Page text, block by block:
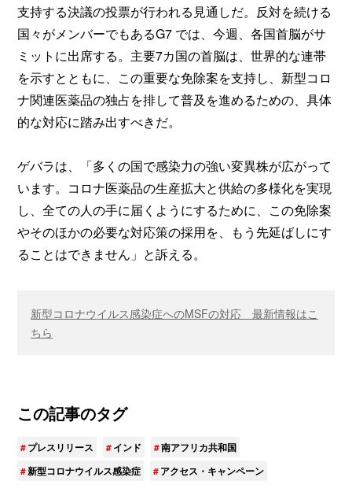
支持する決議の投票が行われる見通しだ。反対を続ける
国々がメンバーでもあるG7 では、今週、各国首脳がサ
ミットに出席する。主要7カ国の首脳は、世界的な連帯
を示すとともに、この重要な免除案を支持し、新型コロ
ナ関連医薬品の独占を排して普及を進めるための、具体
的な対応に踏み出すべきだ。
ゲバラは、「多くの国で感染力の強い変異株が広がって
います。コロナ医薬品の生産拡大と供給の多様化を実現
し、全ての人の手に届くようにするために、この免除案
やそのほかの必要な対応策の採用を、もう先延ばしにす
ることはできません」と訴える。
新型コロナウイルス感染症へのMSFの対応 最新情報はこ
ちら
この記事のタグ
プレスリリース インド
南アフリカ共和国
新型コロナウイルス感染症
アクセス・キャンペーン